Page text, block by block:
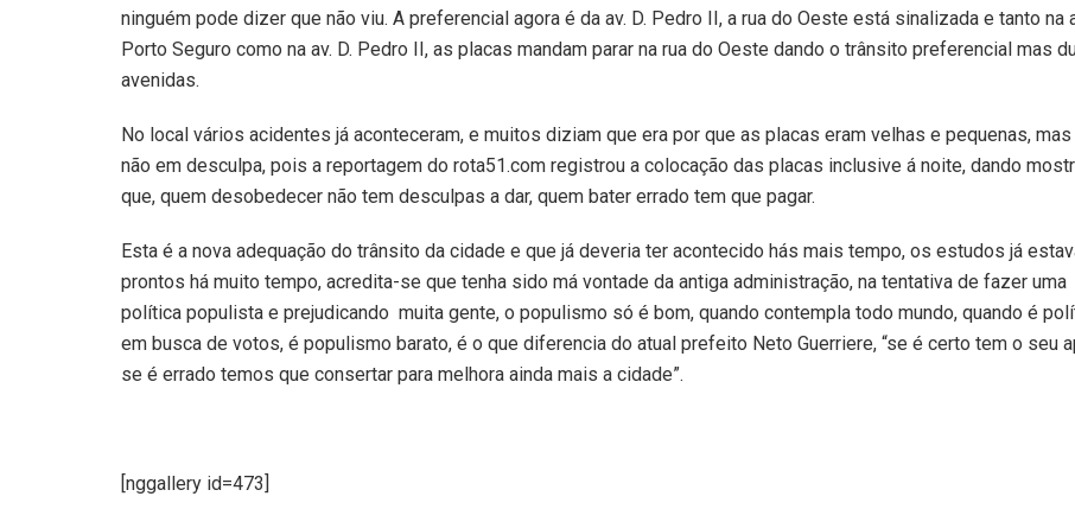
ninguém pode dizer que não viu. A preferencial agora é da av. D. Pedro II, a rua do Oeste está sinalizada e tanto na
Porto Seguro como na av. D. Pedro II, as placas mandam parar na rua do Oeste dando o trânsito preferencial mas
avenidas.
No local vários acidentes já aconteceram, e muitos diziam que era por que as placas eram velhas e pequenas, mas
não em desculpa, pois a reportagem do rota51.com registrou a colocação das placas inclusive á noite, dando
que, quem desobedecer não tem desculpas a dar, quem bater errado tem que pagar.
Esta é a nova adequação do trânsito da cidade e que já deveria ter acontecido hás mais tempo, os estudos já
prontos há muito tempo, acredita-se que tenha sido má vontade da antiga administração, na tentativa de fazer uma
política populista e prejudicando muita gente, o populismo só é bom, quando contempla todo mundo, quando é
em busca de votos, é populismo barato, é o que diferencia do atual prefeito Neto Guerriere, “se é certo tem o seu
se é errado temos que consertar para melhora ainda mais a cidade”.
[nggallery id=473]